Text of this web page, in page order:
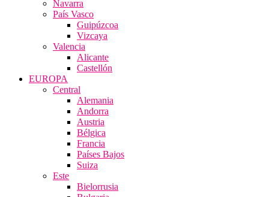
Navarra
País Vasco
Guipúzcoa
Vizcaya
Valencia
Alicante
Castellón
EUROPA
Central
Alemania
Andorra
Austria
Bélgica
Francia
Países Bajos
Suiza
Este
Bielorrusia